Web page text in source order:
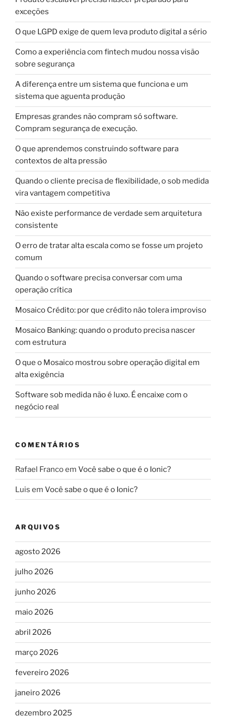
exceções
O que LGPD exige de quem leva produto digital a sério
Como a experiência com fintech mudou nossa visão
sobre segurança
A diferença entre um sistema que funciona e um
sistema que aguenta produção
Empresas grandes não compram só software.
Compram segurança de execução.
O que aprendemos construindo software para
contextos de alta pressão
Quando o cliente precisa de flexibilidade, o sob medida
vira vantagem competitiva
Não existe performance de verdade sem arquitetura
consistente
O erro de tratar alta escala como se fosse um projeto
comum
Quando o software precisa conversar com uma
operação crítica
Mosaico Crédito: por que crédito não tolera improviso
Mosaico Banking: quando o produto precisa nascer
com estrutura
O que o Mosaico mostrou sobre operação digital em
alta exigência
Software sob medida não é luxo. É encaixe com o
negócio real
COMENTÁRIOS
Rafael Francoem Você sabe o que é o Ionic?
Luis em Você sabe o que é o Ionic?
ARQUIVOS
agosto 2026
julho 2026
junho 2026
maio 2026
abril 2026
março 2026
fevereiro 2026
janeiro 2026
dezembro 2025